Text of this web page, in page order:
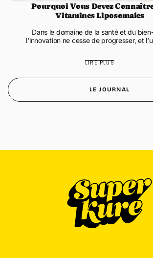
diabétiques.
Est-elle sans allergènes et vegan ?
Oui, la Vitamine C Zooki est sans produits
alcool, sans solvants et 100 % vegan.
✅ Commander maintenant pour une Livraison
✅ Livraison gratuite dès 60 euros d'achat
✅ En stock, prêt à être expédié
Pourquoi Vous Devez
Vitamines Liposomales
Dans le domaine de la santé et du
l'innovation ne cesse de progresser, et
LIRE PLUS
LE JOURNAL